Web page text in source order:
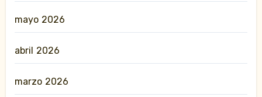
mayo 2026
abril 2026
marzo 2026